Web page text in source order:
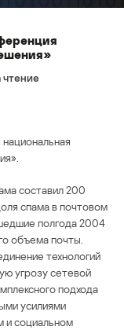
чтение
составил 200
спама в почтовом
полгода 2004
объема почты.
технологий
угрозу сетевой
подхода
усилиями
и социальном